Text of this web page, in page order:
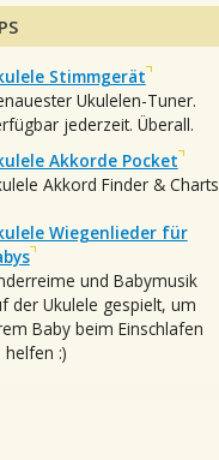
Stimmgerät
Ukulelen-Tuner.
jederzeit. Überall.
Akkorde Pocket
Akkord Finder & Charts
Wiegenlieder für
und Babymusik
der Ukulele gespielt, um
Baby beim Einschlafen
helfen :)